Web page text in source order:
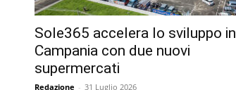
Sole365 accelera lo sviluppo in
Campania con due nuovi
supermercati
Redazione - 31 Luglio 2026